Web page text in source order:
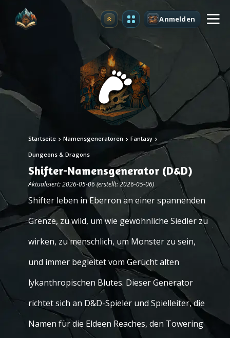
Upgrade Anmelden
Startseite Namensgeneratoren Fantasy
Dungeons & Dragons
Shifter-Namensgenerator (D&D)
Aktualisiert: 2026-05-06 (erstellt: 2026-05-06)
Shifter leben in Eberron an einer spannenden
Grenze, zu wild, um wie gewöhnliche Siedler zu
wirken, zu menschlich, um Monster zu sein,
und immer begleitet vom Gerücht alten
lykanthropischen Blutes. Dieser Generator
richtet sich an D&D-Spieler und Spielleiter, die
Namen für die Eldeen Reaches, den Towering